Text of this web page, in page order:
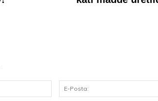
İsim: